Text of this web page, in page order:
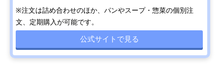
※注文は詰め合わせのほか、パンやスープ・惣菜の個別注
文、定期購入が可能です。
公式サイトで見る